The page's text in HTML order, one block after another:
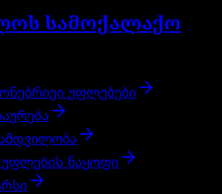
სამოქალაქო
უფლებები
ნაყოფი